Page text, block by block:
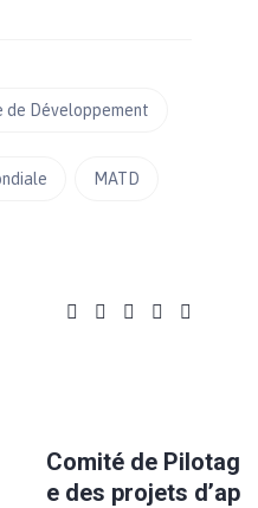
de Développement
MATD
Comité de Pilotag
e des projets d’ap